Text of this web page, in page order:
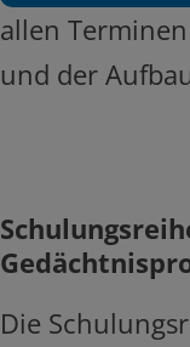
allen
und der
Die